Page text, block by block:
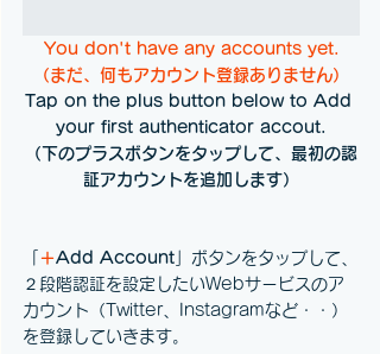
You don't have any accounts yet.
（まだ、何もアカウント登録ありません）
Tap on the plus button below to Add
your first authenticator accout.
（下のプラスボタンをタップして、最初の認
証アカウントを追加します）
＋Add Account 」ボタンをタップして、
２段階認証を設定したいWebサービスのア
カウント（Twitter、Instagramなど・・）
を登録していきます。